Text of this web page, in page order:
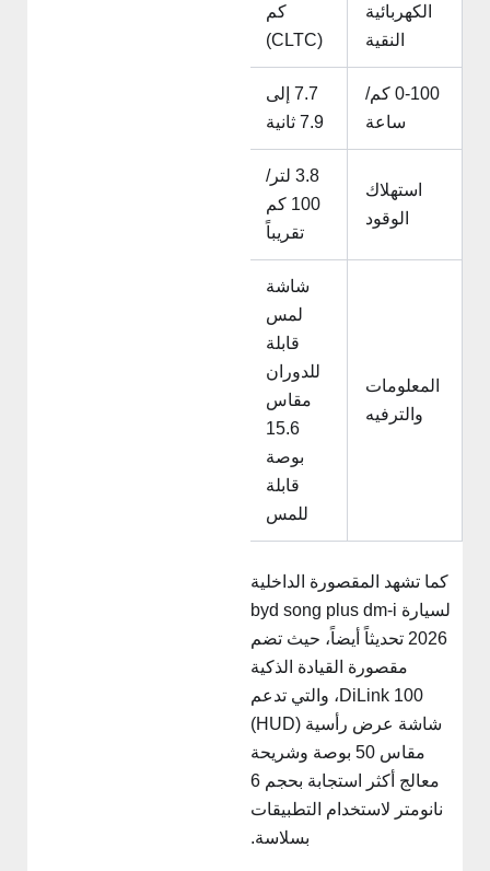
الكهربائية
النقية
0-100 كم/
ساعة
7.7 إلى
استهلاك
الوقود
3.8 لتر/
100 كم
تقريباً
المعلومات
والترفيه
شاشة
لمس
قابلة
للدوران
مقاس
15.6
بوصة
قابلة
للمس
كما تشهد المقصورة الداخلية
لسيارة byd song plus dm-i
2026 تحديثاً أيضاً، حيث تضم
مقصورة القيادة الذكية
DiLink 100، والتي تدعم
شاشة عرض رأسية (HUD)
مقاس 50 بوصة وشريحة
معالج أكثر استجابة بحجم 6
نانومتر لاستخدام التطبيقات
بسلاسة.